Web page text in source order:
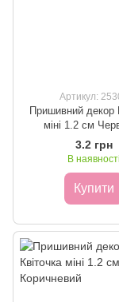
Артикул:
Пришивний декор
міні 1.2 см
3.2 грн
В наявності
Купити